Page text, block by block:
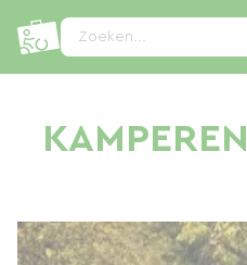
Zoeken...
Cookies beheer paneel